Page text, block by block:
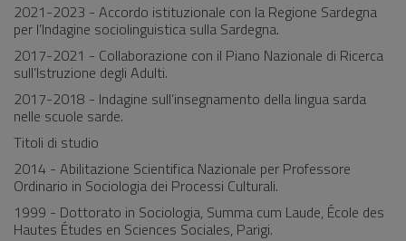
2021-2023 - Accordo istituzionale con la Regione Sardegna
per l’Indagine sociolinguistica sulla Sardegna.
2017-2021 - Collaborazione con il Piano Nazionale di Ricerca
sull’Istruzione degli Adulti.
2017-2018 - Indagine sull’insegnamento della lingua sarda
nelle scuole sarde.
Titoli di studio
2014 - Abilitazione Scientifica Nazionale per Professore
Ordinario in Sociologia dei Processi Culturali.
1999 - Dottorato in Sociologia, Summa cum Laude, École des
Hautes Études en Sciences Sociales, Parigi.